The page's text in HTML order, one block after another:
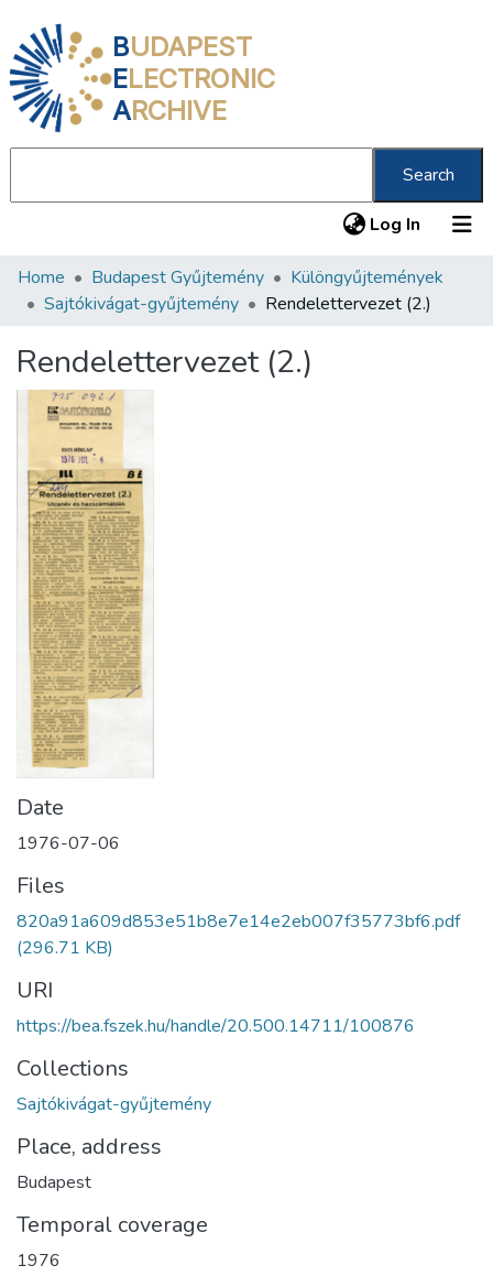
BUDAPEST
ELECTRONIC
ARCHIVE
Search
Log In (current)
Communities & Collections
Statistics
About us
Home Budapest Gyűjtemény
Különgyűjtemények
Sajtókivágat-gyűjtemény
Rendelettervezet (2.)
Rendelettervezet (2.)
Date
1976-07-06
Files
820a91a609d853e51b8e7e14e2eb007f35773bf6.pdf
(296.71 KB)
URI
https://bea.fszek.hu/handle/20.500.14711/100876
Collections
Sajtókivágat-gyűjtemény
Place, address
Budapest
Temporal coverage
1976